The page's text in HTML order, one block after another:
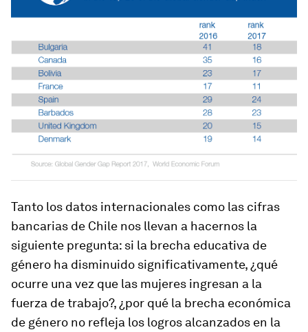
Tanto los datos internacionales como las cifras
bancarias de Chile nos llevan a hacernos la
siguiente pregunta: si la brecha educativa de
género ha disminuido significativamente, ¿qué
ocurre una vez que las mujeres ingresan a la
fuerza de trabajo?, ¿por qué la brecha económica
de género no refleja los logros alcanzados en la